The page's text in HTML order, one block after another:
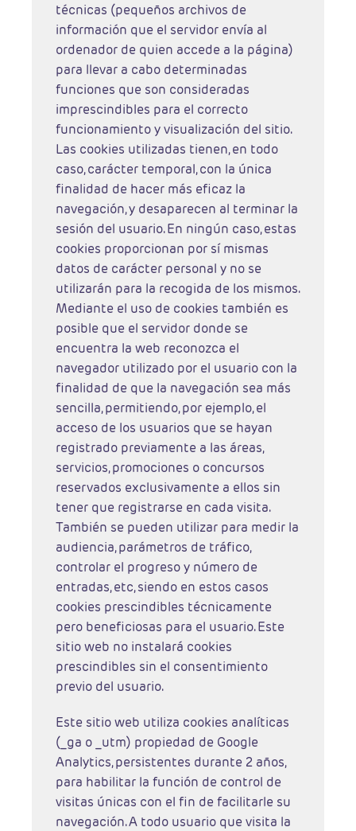
técnicas (pequeños archivos de
información que el servidor envía al
ordenador de quien accede a la página)
para llevar a cabo determinadas
funciones que son consideradas
imprescindibles para el correcto
funcionamiento y visualización del sitio.
Las cookies utilizadas tienen, en todo
caso, carácter temporal, con la única
finalidad de hacer más eficaz la
navegación, y desaparecen al terminar la
sesión del usuario. En ningún caso, estas
cookies proporcionan por sí mismas
datos de carácter personal y no se
utilizarán para la recogida de los mismos.
Mediante el uso de cookies también es
posible que el servidor donde se
encuentra la web reconozca el
navegador utilizado por el usuario con la
finalidad de que la navegación sea más
sencilla, permitiendo, por ejemplo, el
acceso de los usuarios que se hayan
registrado previamente a las áreas,
servicios, promociones o concursos
reservados exclusivamente a ellos sin
tener que registrarse en cada visita.
También se pueden utilizar para medir la
audiencia, parámetros de tráfico,
controlar el progreso y número de
entradas, etc, siendo en estos casos
cookies prescindibles técnicamente
pero beneficiosas para el usuario. Este
sitio web no instalará cookies
prescindibles sin el consentimiento
previo del usuario.
Este sitio web utiliza cookies analíticas
(_ga o _utm) propiedad de Google
Analytics, persistentes durante 2 años,
para habilitar la función de control de
visitas únicas con el fin de facilitarle su
navegación. A todo usuario que visita la